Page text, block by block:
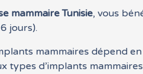
mammaire Tunisie, vous
jours).
mammaires dépend
types d’implants